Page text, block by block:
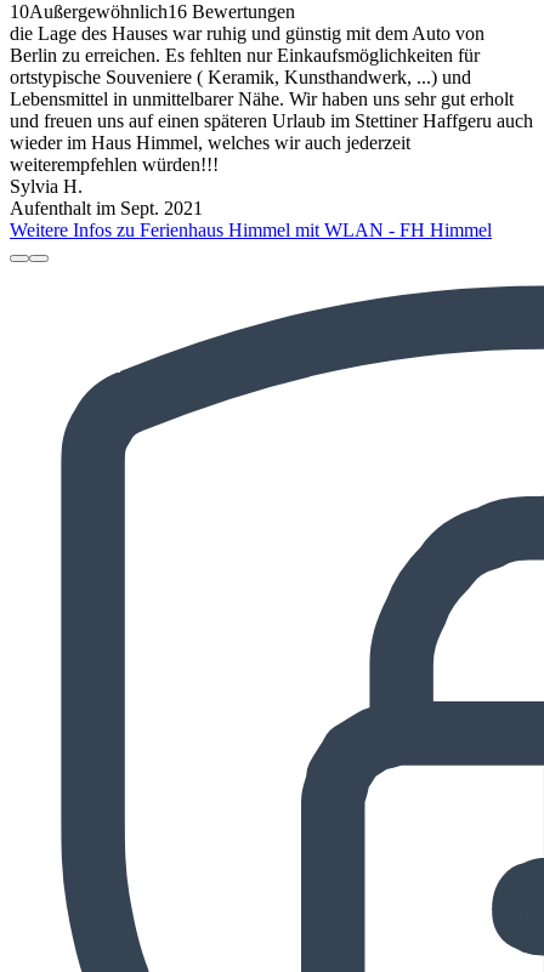
10Außergewöhnlich16 Bewertungen
die Lage des Hauses war ruhig und günstig mit dem Auto von
Berlin zu erreichen. Es fehlten nur Einkaufsmöglichkeiten für
ortstypische Souveniere ( Keramik, Kunsthandwerk, ...) und
Lebensmittel in unmittelbarer Nähe. Wir haben uns sehr gut erholt
und freuen uns auf einen späteren Urlaub im Stettiner Haffgeru auch
wieder im Haus Himmel, welches wir auch jederzeit
weiterempfehlen würden!!!
Sylvia H.
Aufenthalt im Sept. 2021
Weitere Infos zu Ferienhaus Himmel mit WLAN - FH Himmel